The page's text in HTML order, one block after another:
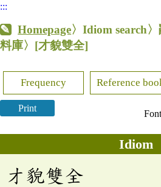
:::
Homepage〉Idiom search
料庫〉 [才貌雙全]
Frequency Reference
Print
Font
Idiom
才貌雙全